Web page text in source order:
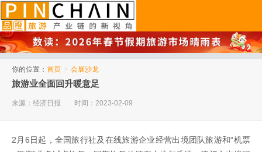
你的位置： 首页 > 会展沙龙
旅游业全面回升暖意足
来源：经济日报 时间：2023-02-09
2月6日起，全国旅行社及在线旅游企业经营出境团队旅游和“机票